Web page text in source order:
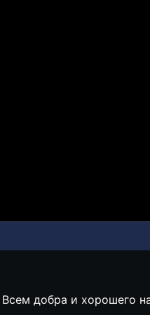
добра и хорошего